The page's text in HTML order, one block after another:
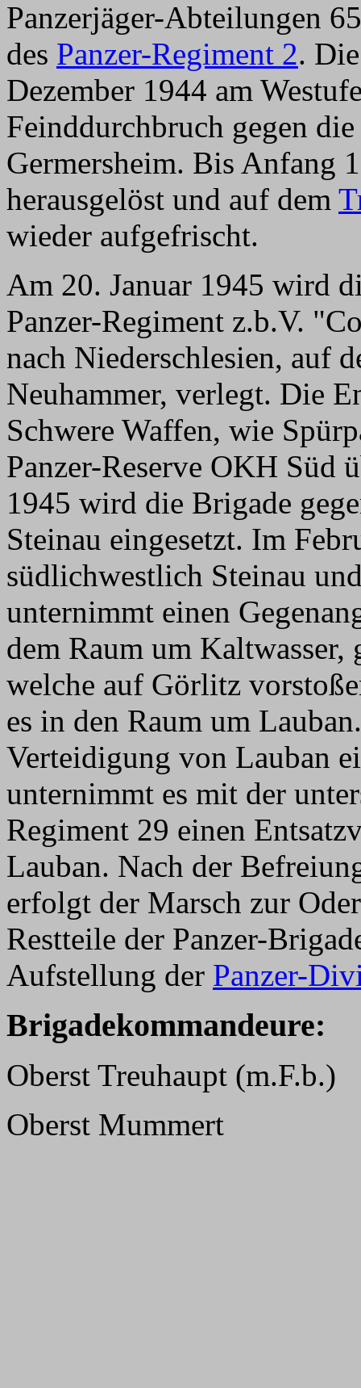
Panzerjäger-Abteilungen
des Panzer-Regiment 2.
Dezember 1944 am
Feinddurchbruch gegen
Germersheim. Bis Anfang
herausgelöst und auf dem
wieder aufgefrischt.
Am 20. Januar 1945 wird
Panzer-Regiment z.b.V.
nach Niederschlesien, auf
Neuhammer, verlegt. Die
Schwere Waffen, wie
Panzer-Reserve OKH Süd
1945 wird die Brigade
Steinau eingesetzt. Im
südlichwestlich Steinau
unternimmt einen
dem Raum um Kaltwasser,
welche auf Görlitz
es in den Raum um
Verteidigung von Lauban
unternimmt es mit der
Regiment 29 einen
Lauban. Nach der
erfolgt der Marsch zur
Restteile der Panzer-
Aufstellung der Panzer-
Brigadekommandeure:
Oberst Treuhaupt (m.F.b.)
Oberst Mummert